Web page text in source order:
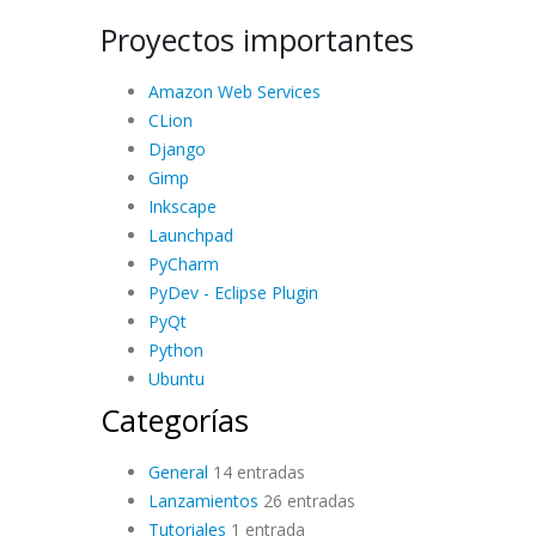
Proyectos importantes
Amazon Web Services
CLion
Django
Gimp
Inkscape
Launchpad
PyCharm
PyDev - Eclipse Plugin
PyQt
Python
Ubuntu
Categorías
General 14 entradas
Lanzamientos 26 entradas
Tutoriales 1 entrada